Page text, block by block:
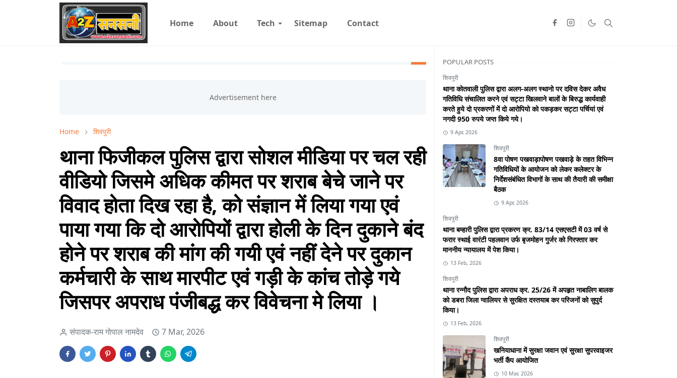
Home About Tech Sitemap Contact
Home शिवपुरी
थाना फिजीकल पुलिस द्वारा सोशल मीडिया पर चल रही
वीडियो जिसमे अधिक कीमत पर शराब बेचे जाने पर
विवाद होता दिख रहा है, को संज्ञान में लिया गया एवं
पाया गया कि दो आरोपियों द्वारा होली के दिन दुकाने बंद
होने पर शराब की मांग की गयी एवं नहीं देने पर दुकान
कर्मचारी के साथ मारपीट एवं गड़ी के कांच तोड़े गये
जिसपर अपराध पंजीबद्ध कर विवेचना मे लिया ।
संपादक-राम गोपाल नामदेव 7 Mar, 2026
POPULAR POSTS
शिवपुरी
थाना कोतवाली पुलिस द्वारा अलग-अलग स्थानो पर दविस देकर अवैध
गतिविधि संचालित करने एवं सट्टा खिलवाने बालों के बिरुद्ध कार्यवाही
करते हुये दो प्रकरणों में दो आरोपियो को पकड़कर सट्टा पर्चियां एवं
नगदी 950 रुपये जप्त किये गये।
9 Apr, 2026
शिवपुरी
8वा पोषण पखवाड़ापोषण पखवाड़े के तहत विभिन्न
गतिविधियों के आयोजन को लेकर कलेक्टर के
निर्देशसंबंधित विभागों के साथ की तैयारी की समीक्षा
बैठक
9 Apr, 2026
शिवपुरी
थाना बम्हारी पुलिस द्वारा प्रकरण क्र. 83/14 एसएसटी में 03 वर्ष से
फरार स्थाई वारंटी पहलवान उर्फ बृजमोहन गुर्जर को गिरफ्तार कर
माननीय न्यायालय में पेश किया।
13 Feb, 2026
शिवपुरी
थाना रन्नौद पुलिस द्वारा अपराध क्र. 25/26 में अपहृत नाबालिग बालक
को डबरा जिला ग्वालियर से सुरक्षित दस्तयाब कर परिजनों को सुपुर्द
किया।
13 Feb, 2026
शिवपुरी
खनियाधाना में सुरक्षा जवान एवं सुरक्षा सुपरवाइजर
भर्ती कैंप आयोजित
10 Mar, 2026